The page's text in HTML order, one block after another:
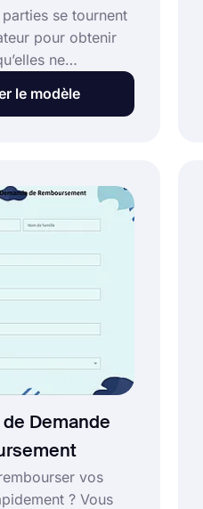
se tournent
pour obtenir
ne
à s’entendre. Les
fonctionner
de médiation
pouvez utiliser ce
gratuit
propre
des clients.
le modèle
Demande
vos
? Vous